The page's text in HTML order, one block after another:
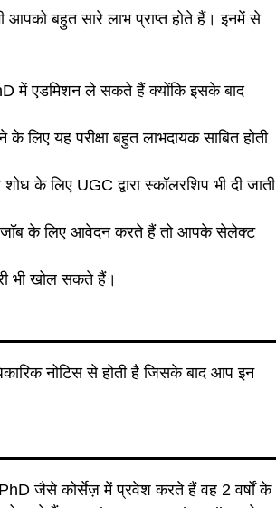
आपको बहुत सारे लाभ प्राप्त होते हैं। इनमें से
में एडमिशन ले सकते हैं क्योंकि इसके बाद
यह परीक्षा बहुत लाभदायक साबित होती
के लिए UGC द्वारा स्कॉलरशिप भी दी जाती
जॉब के लिए आवेदन करते हैं तो आपके सेलेक्ट
भी खोल सकते हैं।
नोटिस से होती है जिसके बाद आप इन
जैसे कोर्सेज़ में प्रवेश करते हैं वह 2 वर्षों के